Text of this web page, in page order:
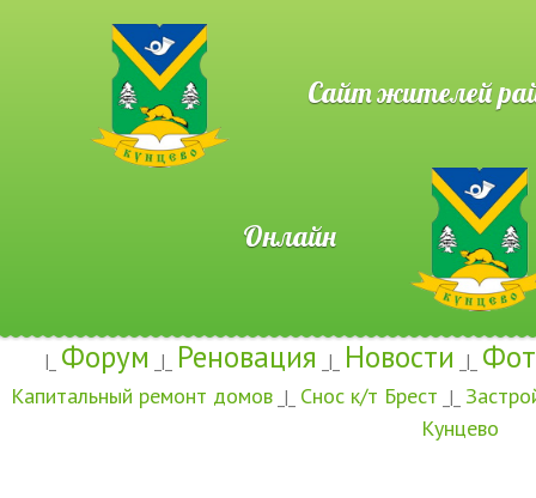
Сайт жителей
Онлайн
|_ Форум _|_ Реновация _|_ Новости _|_
Капитальный ремонт домов _|_ Снос к/т Брест _|_
Кунцево